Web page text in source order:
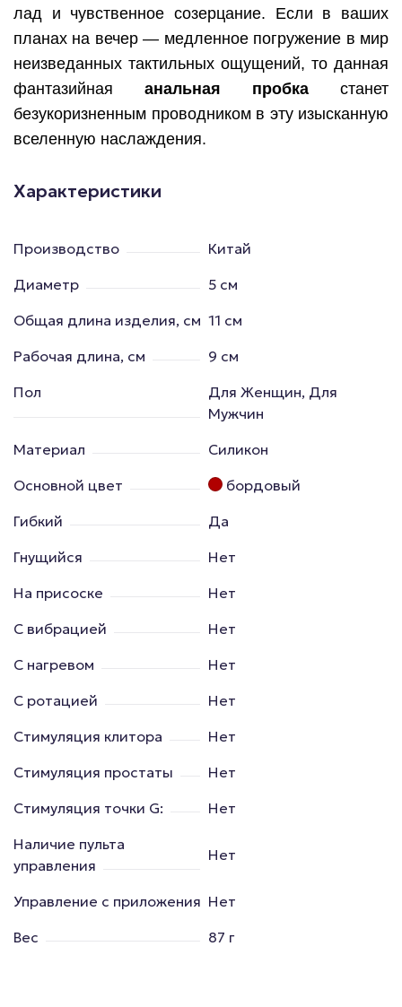
лад и чувственное созерцание. Если в ваших
планах на вечер — медленное погружение в мир
неизведанных тактильных ощущений, то данная
фантазийная анальная пробка станет
безукоризненным проводником в эту изысканную
вселенную наслаждения.
Характеристики
Производство
Китай
Диаметр
5 см
Общая длина изделия, см 11 см
Рабочая длина, см
9 см
Пол
Для Женщин, Для
Мужчин
Материал
Силикон
Основной цвет
бордовый
Гибкий
Да
Гнущийся
Нет
На присоске
Нет
С вибрацией
Нет
С нагревом
Нет
С ротацией
Нет
Стимуляция клитора
Нет
Стимуляция простаты
Нет
Стимуляция точки G:
Нет
Наличие пульта
управления
Нет
Управление с приложения Нет
Вес
87 г